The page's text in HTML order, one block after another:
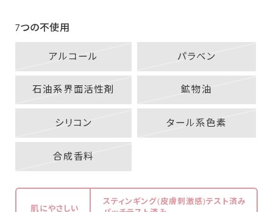
7つの不使用
アルコール パラベン
石油系界面活性剤 鉱物油
シリコン タール系色素
合成香料
肌にやさしい
スティンギング(皮膚刺激感)テスト済み